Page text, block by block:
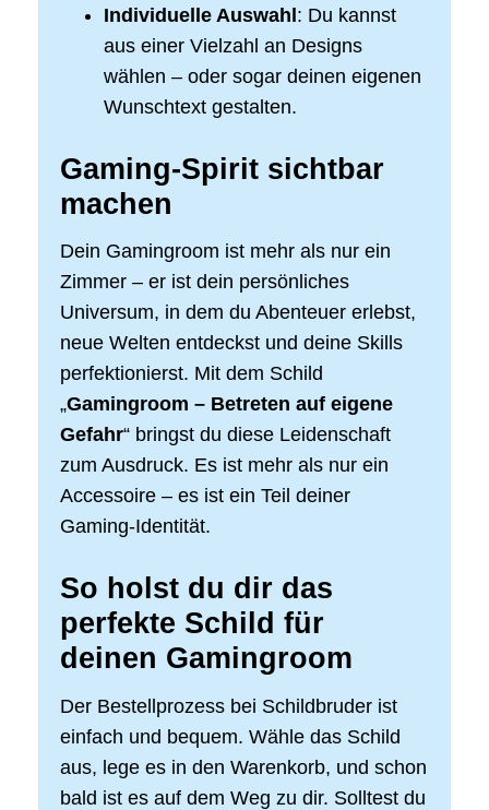
Individuelle Auswahl: Du kannst
aus einer Vielzahl an Designs
wählen – oder sogar deinen eigenen
Wunschtext gestalten.
Gaming-Spirit sichtbar
machen
Dein Gamingroom ist mehr als nur ein
Zimmer – er ist dein persönliches
Universum, in dem du Abenteuer erlebst,
neue Welten entdeckst und deine Skills
perfektionierst. Mit dem Schild
„Gamingroom – Betreten auf eigene
Gefahr“ bringst du diese Leidenschaft
zum Ausdruck. Es ist mehr als nur ein
Accessoire – es ist ein Teil deiner
Gaming-Identität.
So holst du dir das
perfekte Schild für
deinen Gamingroom
Der Bestellprozess bei Schildbruder ist
einfach und bequem. Wähle das Schild
aus, lege es in den Warenkorb, und schon
bald ist es auf dem Weg zu dir. Solltest du